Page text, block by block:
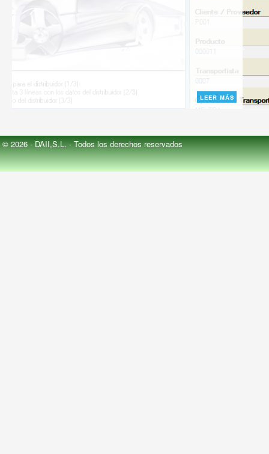
LEER MÁS
© 2026 - DAII,S.L. - Todos los derechos reservados